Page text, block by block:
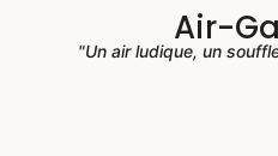
Air-
"Un air ludique, un